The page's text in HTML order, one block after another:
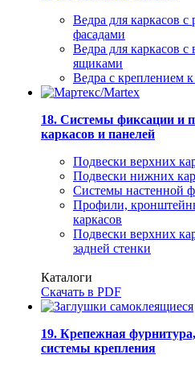
Ведра для каркасов
фасадами
Ведра для каркасов
ящиками
Ведра с креплением
18. Системы фиксации и
каркасов и панелей
Подвески верхних
Подвески нижних
Системы настенной
Профили,
каркасов
Подвески верхних
задней стенки
Каталоги
Скачать в PDF
19. Крепежная
системы крепления